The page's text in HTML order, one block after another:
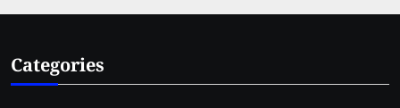
Categories